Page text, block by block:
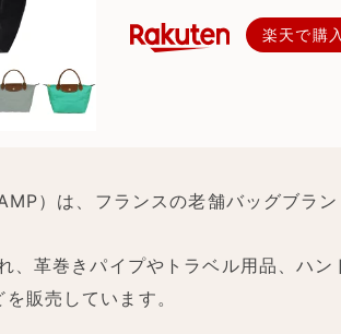
楽天で購入
）は、フランスの老舗バッグブラン
、革巻きパイプやトラベル用品、ハン
販売しています。